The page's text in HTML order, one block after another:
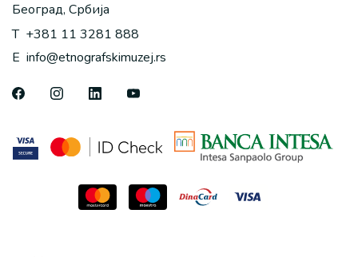
Београд, Србија
T +381 11 3281 888
E info@etnografskimuzej.rs